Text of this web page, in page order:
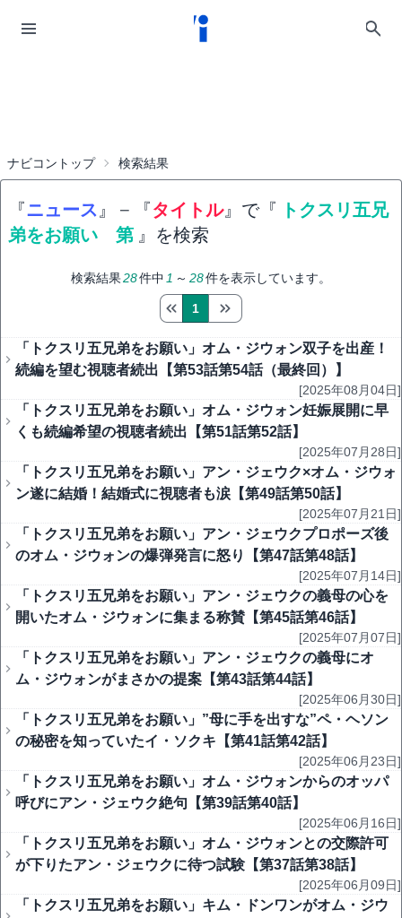
ナビコントップ 検索結果
『ニュース 』 − 『タイトル』で『
トクスリ五兄
弟をお願い 第 』を検索
検索結果28件中 1 ～ 28件を表示しています。
1
「トクスリ五兄弟をお願い」オム・ジウォン双子を出産！
続編を望む視聴者続出【第53話第54話（最終回）】
[2025年08月04日]
「トクスリ五兄弟をお願い」オム・ジウォン妊娠展開に早
くも続編希望の視聴者続出【第51話第52話】
[2025年07月28日]
「トクスリ五兄弟をお願い」アン・ジェウク×オム・ジウォ
ン遂に結婚！結婚式に視聴者も涙【第49話第50話】
[2025年07月21日]
「トクスリ五兄弟をお願い」アン・ジェウクプロポーズ後
のオム・ジウォンの爆弾発言に怒り【第47話第48話】
[2025年07月14日]
「トクスリ五兄弟をお願い」アン・ジェウクの義母の心を
開いたオム・ジウォンに集まる称賛【第45話第46話】
[2025年07月07日]
「トクスリ五兄弟をお願い」アン・ジェウクの義母にオ
ム・ジウォンがまさかの提案【第43話第44話】
[2025年06月30日]
「トクスリ五兄弟をお願い」”母に手を出すな”ペ・ヘソン
の秘密を知っていたイ・ソクキ【第41話第42話】
[2025年06月23日]
「トクスリ五兄弟をお願い」オム・ジウォンからのオッパ
呼びにアン・ジェウク絶句【第39話第40話】
[2025年06月16日]
「トクスリ五兄弟をお願い」オム・ジウォンとの交際許可
が下りたアン・ジェウクに待つ試験【第37話第38話】
[2025年06月09日]
「トクスリ五兄弟をお願い」キム・ドンワンがオム・ジウ